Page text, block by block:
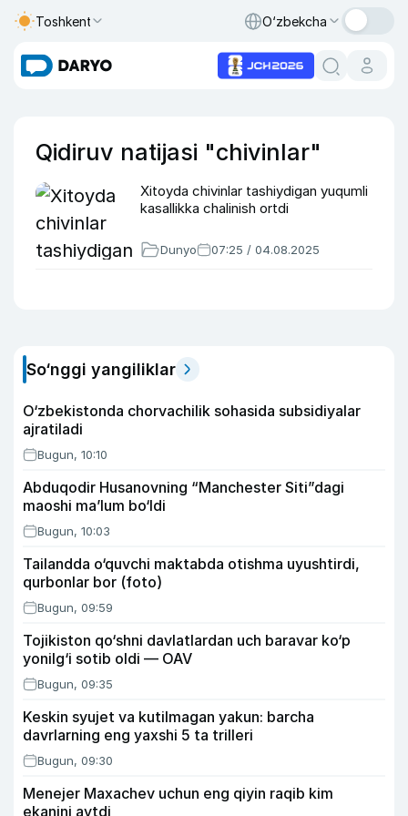
Toshkent O‘zbekcha
Qidiruv natijasi "chivinlar"
Xitoyda chivinlar tashiydigan yuqumli
kasallikka chalinish ortdi
Dunyo 07:25 / 04.08.2025
So‘nggi yangiliklar
O‘zbekistonda chorvachilik sohasida subsidiyalar
ajratiladi
Bugun, 10:10
Abduqodir Husanovning “Manchester Siti”dagi
maoshi ma’lum bo‘ldi
Bugun, 10:03
Tailandda o‘quvchi maktabda otishma uyushtirdi,
qurbonlar bor (foto)
Bugun, 09:59
Tojikiston qo‘shni davlatlardan uch baravar ko‘p
yonilg‘i sotib oldi — OAV
Bugun, 09:35
Keskin syujet va kutilmagan yakun: barcha
davrlarning eng yaxshi 5 ta trilleri
Bugun, 09:30
Menejer Maxachev uchun eng qiyin raqib kim
ekanini aytdi